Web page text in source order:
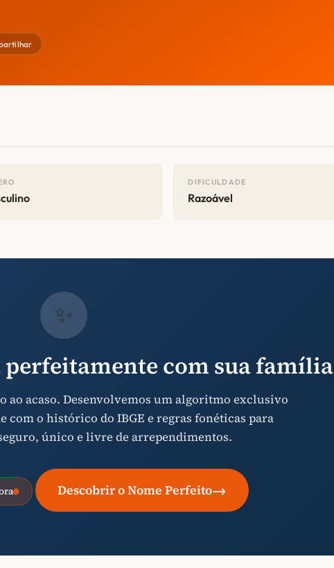
DIFICULDADE
Razoável
✨
com sua
ao acaso. Desenvolvemos um algoritmo exclusivo
com o histórico do IBGE e regras fonéticas para
único e livre de arrependimentos.
Descobrir o Nome Perfeito→